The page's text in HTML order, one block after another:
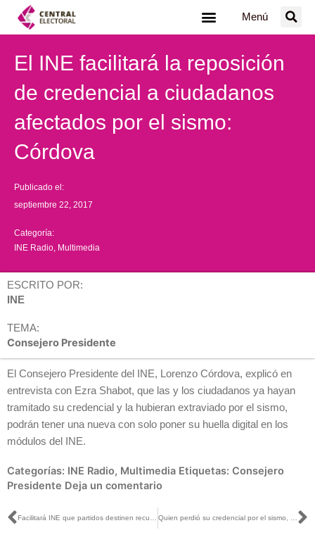
Menú
El INE facilitará la reposición
de credencial a ciudadanos
afectados por el sismo:
Córdova
Publicado el:
septiembre 22, 2017
Categoría:
INE Radio Multimedia
ESCRITO POR:
INE
TEMA:
Consejero Presidente
El Consejero Presidente del INE, Lorenzo Córdova, explicó en
entrevista con Ezra Shabot, que las y los ciudadanos ya hayan
tramitado su credencial y la hubieran extraviado por el sismo,
podrán tener una nueva con solo poner su huella digital en los
módulos del INE.
Categorías: INE Radio, Multimedia Etiquetas: Consejero
Presidente Deja un comentario
Ant